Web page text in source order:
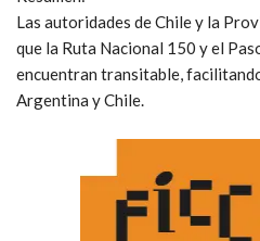
Las autoridades de Chile y la
que la Ruta Nacional 150 y el
encuentran transitable,
Argentina y Chile.